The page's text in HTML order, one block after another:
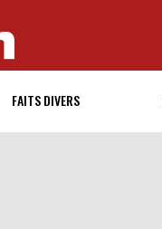
FAITS DIVERS